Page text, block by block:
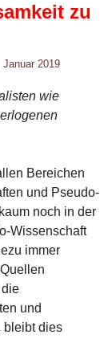
zu
2019
wie
Bereichen
und Pseudo-
noch in der
Wissenschaft
immer
und
bleibt dies